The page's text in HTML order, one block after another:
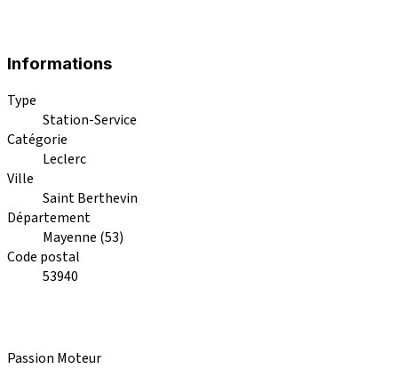
Informations
Type
Station-Service
Catégorie
Leclerc
Ville
Saint Berthevin
Département
Mayenne (53)
Code postal
53940
Passion Moteur